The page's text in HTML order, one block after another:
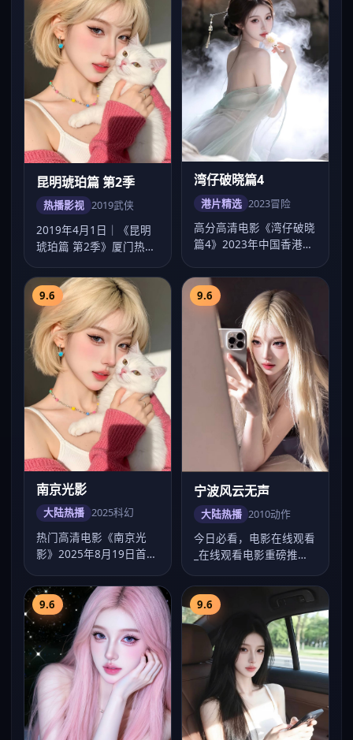
昆明琥珀篇 第2季
热播影视 2019武侠
2019年4月1日｜《昆明
琥珀篇 第2季》厦门热播
武侠手法…
湾仔破晓篇4
港片精选 2023冒险
高分高清电影《湾仔破晓
篇4》2023年中国香港热
领衔，畅看…
9.6
南京光影
大陆热播 2025科幻
热门高清电影《南京光
影》2025年8月19日首
型，主演任嘉伦…
9.6
宁波风云无声
大陆热播 2010动作
今日必看，电影在线观看
_在线观看电影重磅推荐
2010年洛阳动作…
9.6 9.6